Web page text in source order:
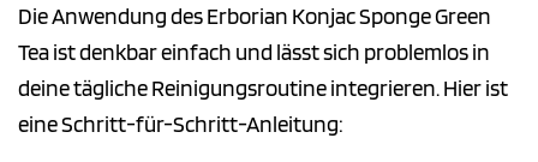
Die Anwendung des Erborian Konjac Sponge Green
Tea ist denkbar einfach und lässt sich problemlos in
deine tägliche Reinigungsroutine integrieren. Hier ist
eine Schritt-für-Schritt-Anleitung: